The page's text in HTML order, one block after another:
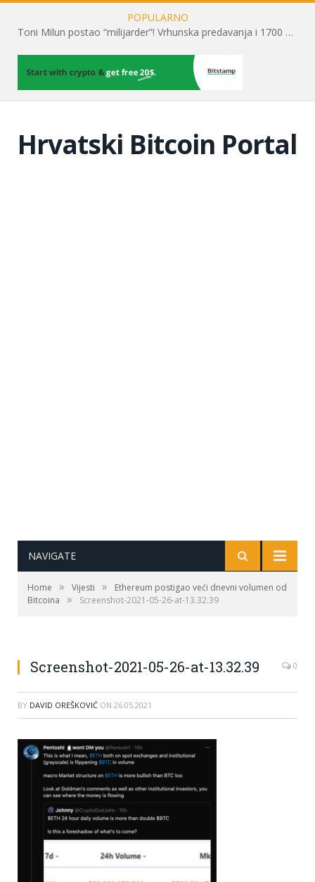
POPULARNO
Toni Milun postao “milijarder”! Vrhunska predavanja i 1700 posjetitelja obilježili su mjesec financijske pismenosti
Hrvatski Bitcoin Portal
NAVIGATE
Home » Vijesti »
Ethereum postigao veći dnevni volumen od
Bitcoina
» Screenshot-2021-05-26-at-13.32.39
Screenshot-2021-05-26-at-13.32.39 0
BY DAVID OREŠKOVIĆ ON 26.05.2021